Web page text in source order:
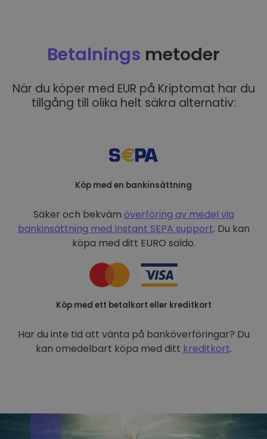
Betalnings metoder
När du köper med EUR på Kriptomat har du
tillgång till olika helt säkra alternativ:
Köp med en bankinsättning
Säker och bekväm överföring av medel via
bankinsättning med Instant SEPA support. Du kan
köpa med ditt EURO saldo.
Köp med ett betalkort eller kreditkort
Har du inte tid att vänta på banköverföringar? Du
kan omedelbart köpa med ditt kreditkort.